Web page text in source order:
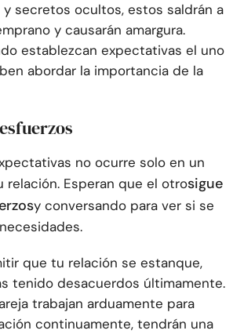
y secretos ocultos, estos saldrán a
y causarán amargura.
establezcan expectativas el uno
abordar la importancia de la
no ocurre solo en un
relación. Esperan que el otrosigue
y conversando para ver si se
que tu relación se estanque,
tenido desacuerdos últimamente.
trabajan arduamente para
continuamente, tendrán una